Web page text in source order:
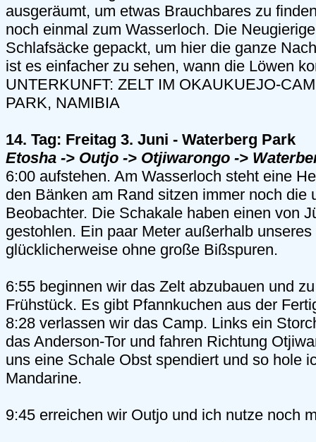
ausgeräumt, um etwas Brauchbares zu
noch einmal zum Wasserloch. Die
Schlafsäcke gepackt, um hier die ganze
ist es einfacher zu sehen, wann die Löwen
UNTERKUNFT: ZELT IM OKAUKUEJO-
PARK, NAMIBIA
14. Tag: Freitag 3. Juni - Waterberg Park
Etosha -> Outjo -> Otjiwarongo ->
6:00 aufstehen. Am Wasserloch steht eine
den Bänken am Rand sitzen immer noch die
Beobachter. Die Schakale haben einen von
gestohlen. Ein paar Meter außerhalb
glücklicherweise ohne große Bißspuren.
6:55 beginnen wir das Zelt abzubauen und
Frühstück. Es gibt Pfannkuchen aus der
8:28 verlassen wir das Camp. Links ein
das Anderson-Tor und fahren Richtung
uns eine Schale Obst spendiert und so hole
Mandarine.
9:45 erreichen wir Outjo und ich nutze noch